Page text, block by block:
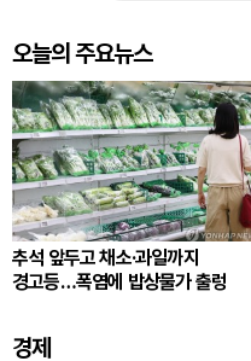
오늘의 주요뉴스
추석 앞두고 채소·과일까지
경고등…폭염에 밥상물가 출렁
경제